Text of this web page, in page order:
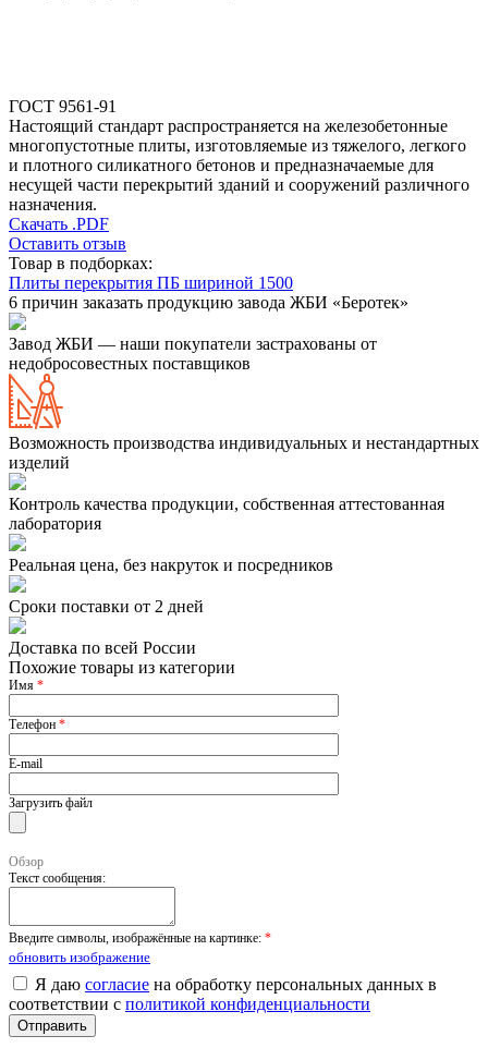
ГОСТ 9561-91
Настоящий стандарт распространяется на железобетонные
многопустотные плиты, изготовляемые из тяжелого, легкого
и плотного силикатного бетонов и предназначаемые для
несущей части перекрытий зданий и сооружений различного
назначения.
Скачать .PDF
Оставить отзыв
Товар в подборках:
Плиты перекрытия ПБ шириной 1500
6 причин заказать продукцию завода ЖБИ «Беротек»
Завод ЖБИ — наши покупатели застрахованы от
недобросовестных поставщиков
Возможность производства индивидуальных и нестандартных
изделий
Контроль качества продукции, собственная аттестованная
лаборатория
Реальная цена, без накруток и посредников
Сроки поставки от 2 дней
Доставка по всей России
Похожие товары из категории
Имя *
Телефон *
E-mail
Загрузить файл
Обзор
Текст сообщения:
Введите символы, изображённые на картинке: *
обновить изображение
Я даю согласие на обработку персональных данных в
соответствии с политикой конфиденциальности